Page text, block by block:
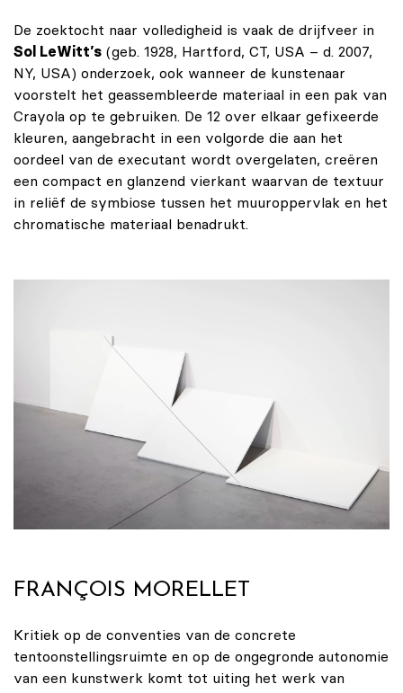
De zoektocht naar volledigheid is vaak de drijfveer in
Sol LeWitt’s (geb. 1928, Hartford, CT, USA – d. 2007,
NY, USA) onderzoek, ook wanneer de kunstenaar
voorstelt het geassembleerde materiaal in een pak van
Crayola op te gebruiken. De 12 over elkaar gefixeerde
kleuren, aangebracht in een volgorde die aan het
oordeel van de executant wordt overgelaten, creëren
een compact en glanzend vierkant waarvan de textuur
in reliëf de symbiose tussen het muuroppervlak en het
chromatische materiaal benadrukt.
FRANÇOIS MORELLET
Kritiek op de conventies van de concrete
tentoonstellingsruimte en op de ongegronde autonomie
van een kunstwerk komt tot uiting het werk van